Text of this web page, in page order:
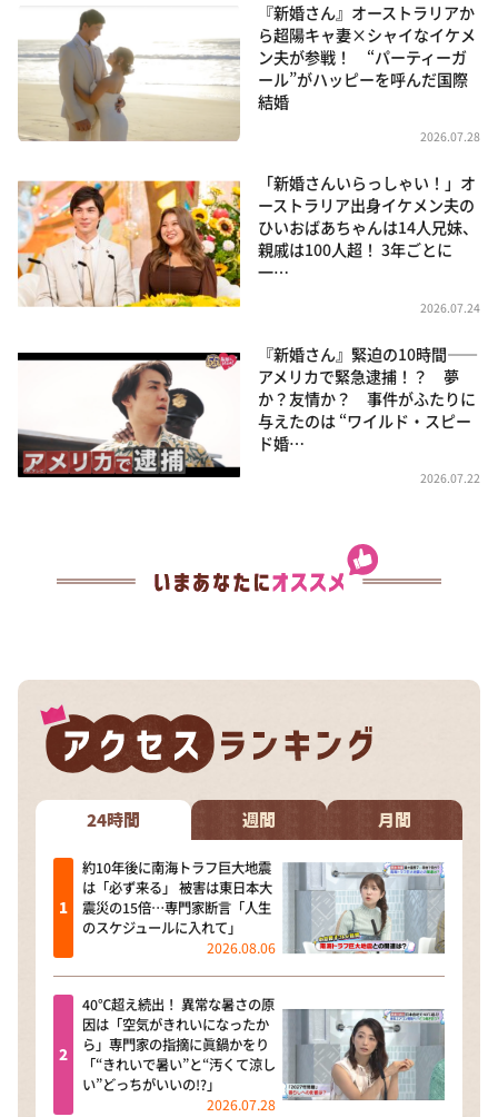
『新婚さん』オーストラリアか
ら超陽キャ妻×シャイなイケメ
ン夫が参戦！ “パーティーガ
ール”がハッピーを呼んだ国際
結婚
2026.07.28
「新婚さんいらっしゃい！」オ
ーストラリア出身イケメン夫の
ひいおばあちゃんは14人兄妹、
親戚は100人超！ 3年ごとに
一…
2026.07.24
『新婚さん』緊迫の10時間――
アメリカで緊急逮捕！？ 夢
か？友情か？ 事件がふたりに
与えたのは “ワイルド・スピー
ド婚…
2026.07.22
24時間 週間 月間
約10年後に南海トラフ巨大地震
は「必ず来る」 被害は東日本大
震災の15倍…専門家断言「人生
のスケジュールに入れて」
2026.08.06
40℃超え続出！ 異常な暑さの原
因は「空気がきれいになったか
ら」専門家の指摘に眞鍋かをり
「“きれいで暑い”と“汚くて涼し
い”どっちがいいの!?」
2026.07.28